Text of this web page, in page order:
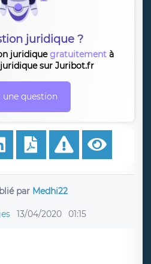
juridique ?
juridiquegratuitement à
sur Juribot.fr
une question
par Medhi22
13/04/2020 01:15